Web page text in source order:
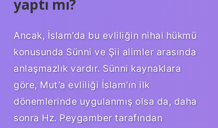
yaptı mı?
Ancak, İslam’da bu evliliğin nihai hükmü
konusunda Sünni ve Şii alimler arasında
anlaşmazlık vardır. Sünni kaynaklara
göre, Mut’a evliliği İslam’ın ilk
dönemlerinde uygulanmış olsa da, daha
sonra Hz. Peygamber tarafından